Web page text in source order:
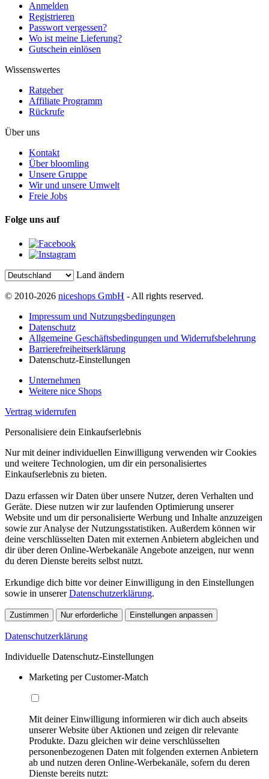
Anmelden
Registrieren
Passwort vergessen?
Wo ist meine Lieferung?
Gutschein einlösen
Wissenswertes
Ratgeber
Affiliate Programm
Rückrufe
Über uns
Kontakt
Über bloomling
Unsere Gruppe
Wir und unsere Umwelt
Freie Jobs
Folge uns auf
Land ändern
© 2010-2026 niceshops GmbH - All rights reserved.
Impressum und Nutzungsbedingungen
Datenschutz
Allgemeine Geschäftsbedingungen und Widerrufsbelehrung
Barrierefreiheitserklärung
Datenschutz-Einstellungen
Unternehmen
Weitere nice Shops
Vertrag widerrufen
Personalisiere dein Einkaufserlebnis
Nur mit deiner individuellen Einwilligung verwenden wir Cookies
und weitere Technologien, um dir ein personalisiertes
Einkaufserlebnis zu bieten.
Dazu erfassen wir Daten über unsere Nutzer, deren Verhalten und
Geräte. Diese nutzen wir zur laufenden Optimierung unserer
Website und um dir personalisierte Werbung und Inhalte anzuzeigen
sowie zur Analyse der Nutzungsstatistiken. Außerdem können wir
deine verschlüsselten Daten mit externen Anbietern abgleichen und
dir über deren Online-Werbekanäle Angebote anzeigen, nur wenn
du deren Dienste bereits selbst nutzt.
Erkundige dich bitte vor deiner Einwilligung in den Einstellungen
sowie in unsererDatenschutzerklärung.
Zustimmen Nur erforderliche Einstellungen anpassen
Datenschutzerklärung
Individuelle Datenschutz-Einstellungen
Marketing per Customer-Match
Mit deiner Einwilligung informieren wir dich auch abseits
unserer Website über Aktionen und zeigen dir relevante
Produkte. Dazu gleichen wir deine verschlüsselten
personenbezogenen Daten mit folgenden externen Anbietern
ab und nutzen deren Online-Werbekanäle, sofern du deren
Dienste bereits nutzt: